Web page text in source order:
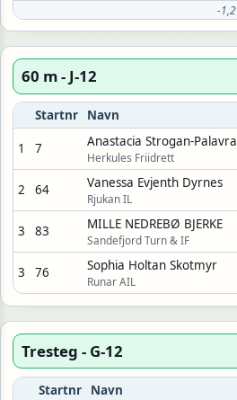
-1,2
60 m - J-12
Startnr Navn
1 7 Anastacia Strogan-Palavra
Herkules Friidrett
2 64 Vanessa Evjenth Dyrnes
Rjukan IL
3 83 MILLE NEDREBØ BJERKE
Sandefjord Turn & IF
3 76 Sophia Holtan Skotmyr
Runar AIL
Tresteg - G-12
Startnr Navn